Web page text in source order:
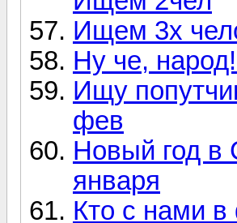
Ищем 3х
Ну че,
Ищу
фев
Новый год в
января
Кто с нами